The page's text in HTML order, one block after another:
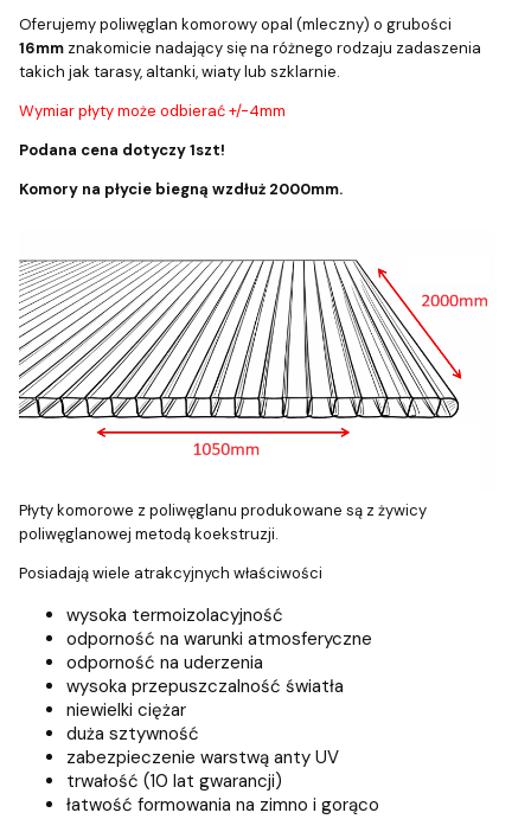
Oferujemy poliwęglan komorowy opal (mleczny) o grubości
16mm znakomicie nadający się na różnego rodzaju zadaszenia
takich jak tarasy, altanki, wiaty lub szklarnie.
Wymiar płyty może odbierać +/-4mm
Podana cena dotyczy 1szt!
Komory na płycie biegną wzdłuż 2000mm.
Płyty komorowe z poliwęglanu produkowane są z żywicy
poliwęglanowej metodą koekstruzji.
Posiadają wiele atrakcyjnych właściwości
wysoka termoizolacyjność
odporność na warunki atmosferyczne
odporność na uderzenia
wysoka przepuszczalność światła
niewielki ciężar
duża sztywność
zabezpieczenie warstwą anty UV
trwałość (10 lat gwarancji)
łatwość formowania na zimno i gorąco